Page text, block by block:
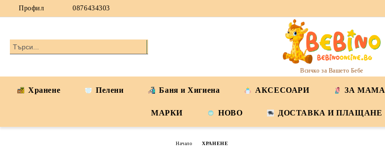
Профил 0876434303
Всичко за Вашето Бебе
Хранене Пелени Баня и Хигиена АКСЕСОАРИ ЗА МАМА
МАРКИ НОВО ДОСТАВКА И ПЛАЩАНЕ
Начало ХРАНЕНЕ